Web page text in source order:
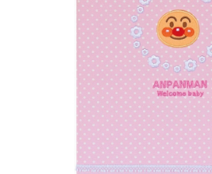
お子様の成長の物語を紡ぐア
メーカー希望小売価格：
+ 税
生産終了品